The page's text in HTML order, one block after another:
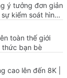
ý tưởng đơn giản
kiểm soát hình
toàn thế giới
thức bạn bè
cao lên đến 8K |